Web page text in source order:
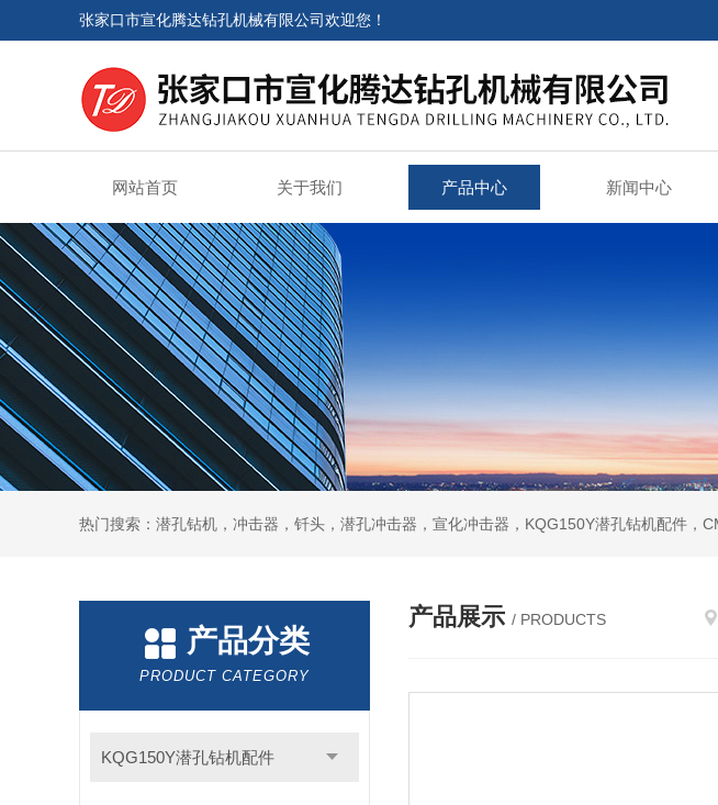
张家口市宣化腾达钻孔机械有限公司欢迎您！
网站首页 关于我们 产品中心 新闻中心
产品分类
PRODUCT CATEGORY
KQG150Y潜孔钻机配件
产品展示 / PRODUCTS